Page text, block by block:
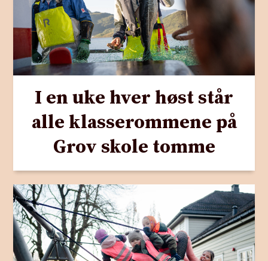
I en uke hver høst står
alle klasserommene på
Grov skole tomme